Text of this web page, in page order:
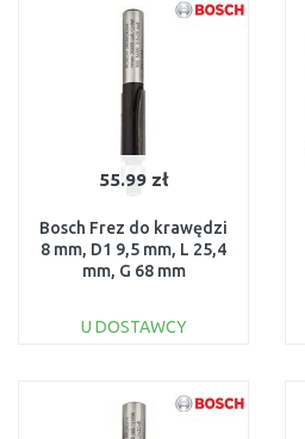
Do porównania
55.99 zł
Bosch Frez do krawędzi
8 mm, D1 9,5 mm, L 25,4
mm, G 68 mm
U DOSTAWCY
Do porównania